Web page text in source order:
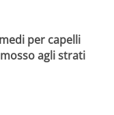
per capelli
agli strati